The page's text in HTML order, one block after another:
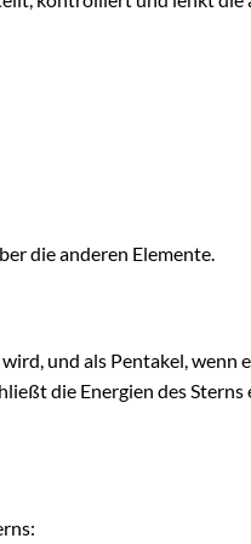
die anderen Elemente.
und als Pentakel, wenn
die Energien des Sterns